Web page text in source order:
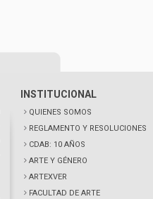
INSTITUCIONAL
QUIENES SOMOS
REGLAMENTO Y RESOLUCIONES
CDAB: 10 AÑOS
ARTE Y GÉNERO
ARTEXVER
FACULTAD DE ARTE